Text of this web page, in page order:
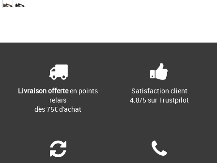
Livraison offerteen points
relais
dès 75€ d'achat
Satisfaction client
4.8/5 sur Trustpilot